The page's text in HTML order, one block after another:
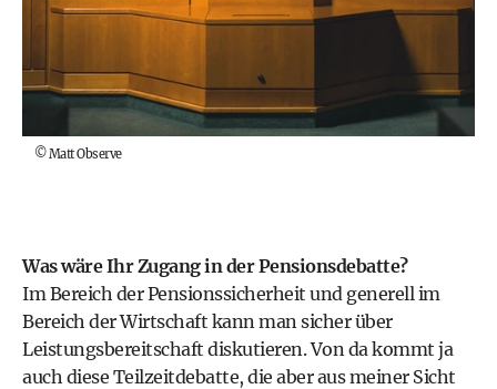
©Matt Observe
Was wäre Ihr Zugang in der Pensionsdebatte?
Im Bereich der Pensionssicherheit und generell im
Bereich der Wirtschaft kann man sicher über
Leistungsbereitschaft diskutieren. Von da kommt ja
auch diese Teilzeitdebatte, die aber aus meiner Sicht